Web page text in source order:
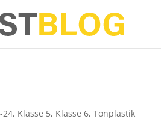
24, Klasse 5, Klasse 6,Tonplastik